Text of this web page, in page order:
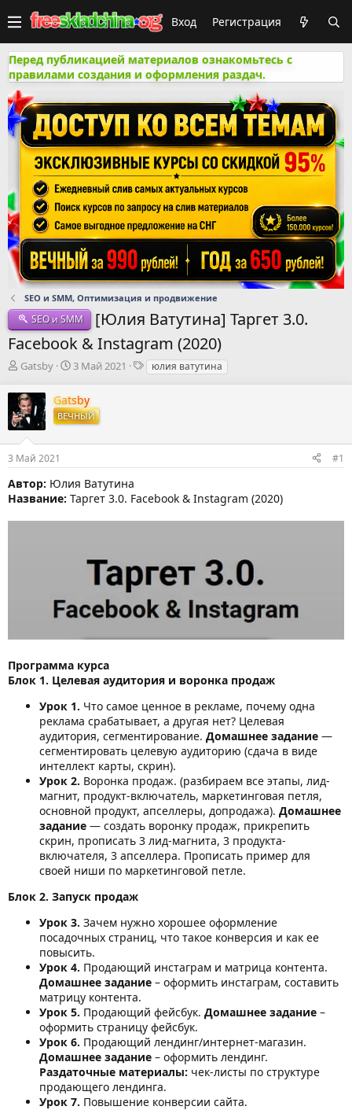
Вход Регистрация
Перед публикацией материалов ознакомьтесь с
правилами создания и оформления раздач.
SEO и SMM, Оптимизация и продвижение
SEO и SMM
[Юлия Ватутина] Таргет 3.0.
Facebook & Instagram (2020)
А
т
о
р
м
ы
Gatsby
Д
т
а
н
а
л
а
3 Май 2021
Тюлия ватутина
Gatsby
ВЕЧНЫЙ
3 Май 2021 #1
Автор: Юлия Ватутина
Название: Таргет 3.0. Facebook & Instagram (2020)
Программа курса
Блок 1. Целевая аудитория и воронка продаж
Урок 1. Что самое ценное в рекламе, почему одна
реклама срабатывает, а другая нет? Целевая
аудитория, сегментирование. Домашнее задание —
сегментировать целевую аудиторию (сдача в виде
интеллект карты, скрин).
Урок 2. Воронка продаж. (разбираем все этапы, лид-
магнит, продукт-включатель, маркетинговая петля,
основной продукт, апселлеры, допродажа). Домашнее
задание — создать воронку продаж, прикрепить
скрин, прописать 3 лид-магнита, 3 продукта-
включателя, 3 апселлера. Прописать пример для
своей ниши по маркетинговой петле.
Блок 2. Запуск продаж
Урок 3. Зачем нужно хорошее оформление
посадочных страниц, что такое конверсия и как ее
повысить.
Урок 4. Продающий инстаграм и матрица контента.
Домашнее задание – оформить инстаграм, составить
матрицу контента.
Урок 5. Продающий фейсбук. Домашнее задание –
оформить страницу фейсбук.
Урок 6. Продающий лендинг/интернет-магазин.
Домашнее задание – оформить лендинг.
Раздаточные материалы: чек-листы по структуре
продающего лендинга.
Урок 7. Повышение конверсии сайта.